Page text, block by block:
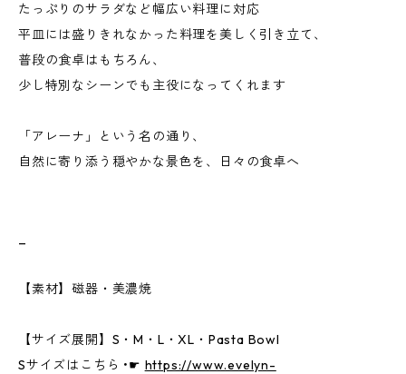
たっぷりのサラダなど幅広い料理に対応
平皿には盛りきれなかった料理を美しく引き立て、
普段の食卓はもちろん、
少し特別なシーンでも主役になってくれます
「アレーナ」という名の通り、
自然に寄り添う穏やかな景色を、日々の食卓へ
【素材】磁器・美濃焼
【サイズ展開】S・M・L・XL・Pasta Bowl
Sサイズはこちら •☛ https://www.evelyn-